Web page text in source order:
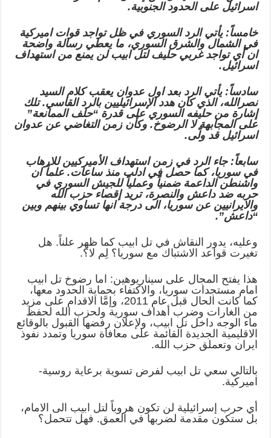
اسرائيل على الحدود الجنوبية.
خامساً: يأتي الرد السوري في ظل تواجد قوات اميركية
في الشمال والشرق السوري، ما يعطي رسالة واضحة
ان أي تواجد غربي حليف لتل ابيب لن يمنع من استهداف
اسرائيل.
سادساً: يأتي الرد بعد اول عدوان يعقب كلام السيد
نصرالله، الذي كان هدد الإسرائيليين بالرد القاسي. تلك
إشارة من حليفه السوري على قدرة “حلف الممانعة”
على المجابهة لا الرضوخ. وكأن زمن التغاضي عن عدوان
اسرائيل قد ولّى.
سابعاً: جاء الرد في زمن استهداف الأميركيين للارهاب
في سوريا، كما حصل في ادلب منذ ساعات. علماً ان
واشنطن الداعمة ضمنياً وعملياً للجيش السوري في
حربه ضد داعش والنصرة، تريد إقصاء حزب الله
والايرانيين عن سوريا، الى درجة انها تساوي بينهم وبين
“داعش”.
وعليه، يدور النقاش في تل ابيب كما ظهر علناً. هل
تغيرت قواعد الاشتباك مع سوريا؟ لِم لا؟.
هذا يفتح المجال على سيناريوهين: اما رضوخ تل ابيب
امام مستجدات سوريا، والاكتفاء بحماية الحدود معها،
كما كانت الحال قبل عام 2011، وإمَّا الاقدام على مزيد
من الغارات وضرب أهداف سورية ولحزب الله لحفظ
ماء الوجه داخل تل ابيب، ولإعلان رفضها القبول بالوقائع
الاقليمية الجديدة القائمة على معافاة سوريا وتمدد نفوذ
ايران وتعملق حزب الله.
بالتالي سعي تل ابيب لفرض تسوية برعاية روسية-
اميركية.
أي حرب إسرائيلية لن تكون هروباً لتل ابيب الى الامام،
بل ستكون مقدمة لضربها في العمق. فهل تتحمل؟